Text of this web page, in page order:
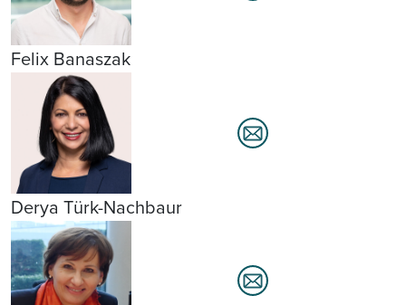
Felix Banaszak
Derya Türk-Nachbaur